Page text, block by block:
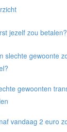
jezelf zou betalen?
slechte gewoonte
gewoonten
vandaag 2 euro